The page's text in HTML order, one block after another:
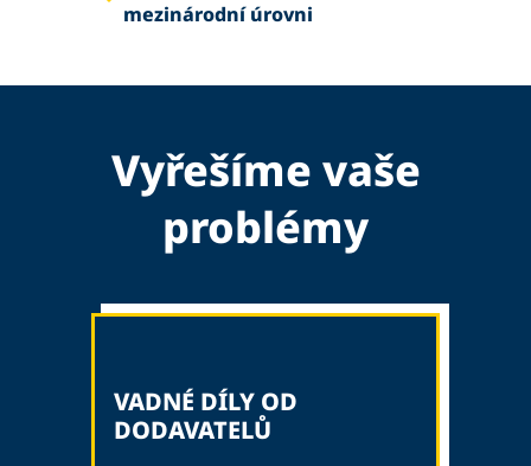
mezinárodní úrovni
Vyřešíme vaše
problémy
VADNÉ DÍLY OD
DODAVATELŮ